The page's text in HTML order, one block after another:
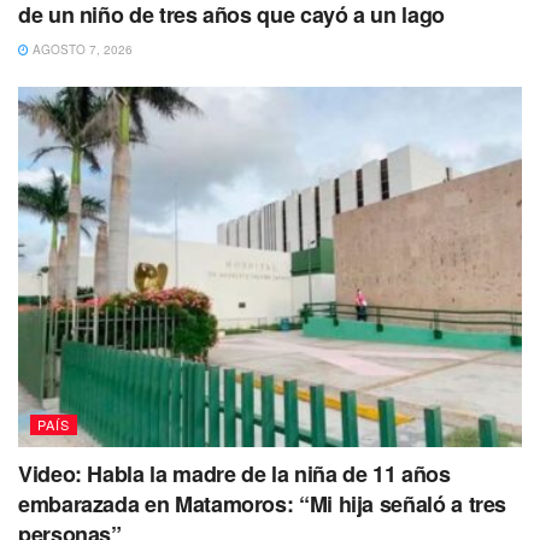
“Los resultados de las observaciones de los
últimos días muestran que la actividad ha
presentado un ligero decremento en algunos
de los parámetros, actividad que se
manifiesta con algunas emisiones de bajo
contenido de ceniza y la expulsión de
fragmentos incandescentes en menor
volumen, asociados con algunos episodios
de tremor de amplitud baja a moderada, así
de un niño de tres años que cayó a un lago
AGOSTO 7, 2026
PAÍS
Video: Habla la madre de la niña de 11 años
embarazada en Matamoros: “Mi hija señaló a tres